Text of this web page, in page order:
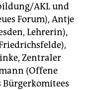
AKL und
Forum), Antje
Lehrerin),
Zentraler
(Offene